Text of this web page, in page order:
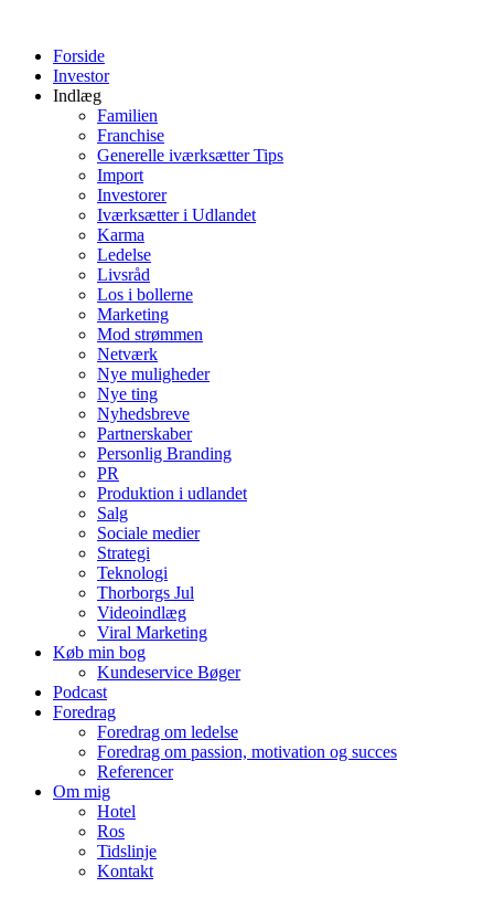
indholdForside
Investor
Indlæg
Familien
Franchise
Generelle iværksætter Tips
Import
Investorer
Iværksætter i Udlandet
Karma
Ledelse
Livsråd
Los i bollerne
Marketing
Mod strømmen
Netværk
Nye muligheder
Nye ting
Nyhedsbreve
Partnerskaber
Personlig Branding
PR
Produktion i udlandet
Salg
Sociale medier
Strategi
Teknologi
Thorborgs Jul
Videoindlæg
Viral Marketing
Køb min bog
Kundeservice Bøger
Podcast
Foredrag
Foredrag om ledelse
Foredrag om passion, motivation og succes
Referencer
Om mig
Hotel
Ros
Tidslinje
Kontakt